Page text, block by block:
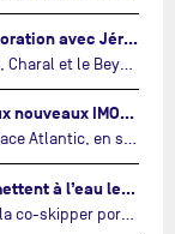
Charal annonce une fin de collaboration avec Jérémie Beyou et le Beyou Racing après la Route du Rhum…
À l’issue de la Route du Rhum 2026, Charal et le Beyou Racing mettront fin à leur collaboration. Il a été décidé de manière concertée, après dix ans d’une collaboration riche et performante, d’ouvrir une nouvelle ère pour le projet du Charal Sailing Team.…
Révolution versus évolution : deux nouveaux IMOCA très différents se préparent pour The Ocean Race Atlantic…
La première édition de The Ocean Race Atlantic, en septembre prochain, verra s'affronter pour la première fois deux exemples des toutes dernières tendances en matière de conception d’IMOCA.…
Paul Meilhat et Mariana Lobato mettent à l’eau leur bateau et lancent leur nouvelle campagne « United by the Ocean »…
Le skipper français Paul Meilhat et la co-skipper portugaise Mariana Lobato mettent à l’eau aujourd’hui à Lorient leur IMOCA à bord duquel ils participeront à The Ocean Race Atlantic (septembre 2026) puis à The Ocean Race, le tour du monde en équipage (janvier 2027).…